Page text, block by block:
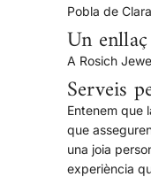
Pobla de
Un
A Rosich
Serveis
Entenem que
que
una joia
experiència